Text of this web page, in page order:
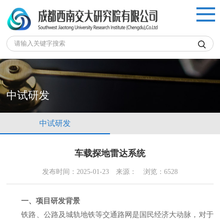

中试研发
中试研发
车载探地雷达系统
发布时间：2025-01-23 来源： 浏览：6528
一、项目研发背景
铁路、公路及城轨地铁等交通路网是国民经济大动脉，对于